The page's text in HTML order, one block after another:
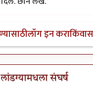
लॉग इन कराकिंवा
संघर्ष